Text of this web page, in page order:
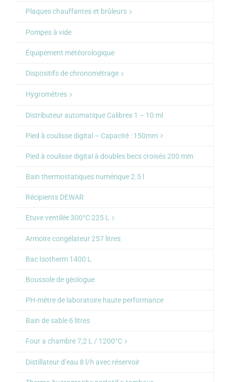
Plaques chauffantes et brûleurs
Pompes à vide
Équipement météorologique
Dispositifs de chronométrage
Hygromètres
Distributeur automatique Calibrex 1 – 10 ml
Pied à coulisse digital – Capacité : 150mm
Pied à coulisse digital à doubles becs croisés 200 mm
Bain thermostatiques numérique 2.5 l
Récipients DEWAR
Etuve ventilée 300°C 225 L
Armoire congélateur 257 litres
Bac Isotherm 1400 L
Boussole de géologue
PH-mètre de laboratoire haute performance
Bain de sable 6 litres
Four a chambre 7,2 L / 1200°C
Distillateur d’eau 8 l/h avec réservoir